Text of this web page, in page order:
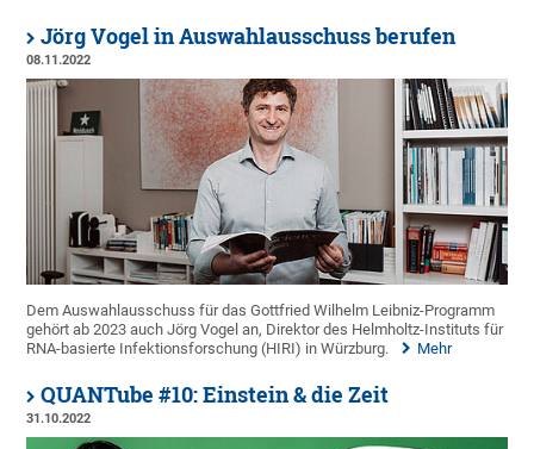
Jörg Vogel in Auswahlausschuss berufen
08.11.2022
Dem Auswahlausschuss für das Gottfried Wilhelm Leibniz-Programm
gehört ab 2023 auch Jörg Vogel an, Direktor des Helmholtz-Instituts für
RNA-basierte Infektionsforschung (HIRI) in Würzburg.
Mehr
QUANTube #10: Einstein & die Zeit
31.10.2022